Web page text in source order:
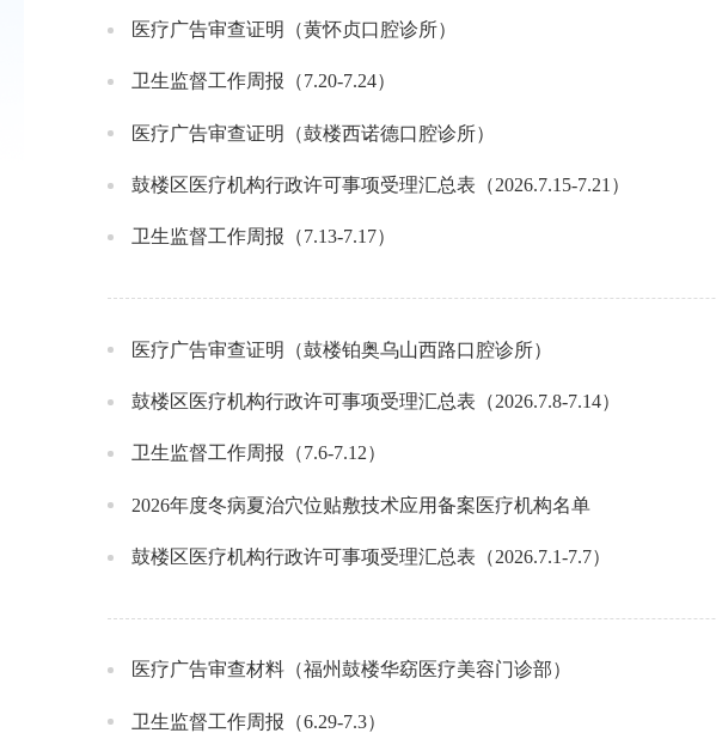
医疗广告审查证明（黄怀贞口腔诊所）
卫生监督工作周报（7.20-7.24）
医疗广告审查证明（鼓楼西诺德口腔诊所）
鼓楼区医疗机构行政许可事项受理汇总表（2026.7.15-7.21）
卫生监督工作周报（7.13-7.17）
医疗广告审查证明（鼓楼铂奥乌山西路口腔诊所）
鼓楼区医疗机构行政许可事项受理汇总表（2026.7.8-7.14）
卫生监督工作周报（7.6-7.12）
2026年度冬病夏治穴位贴敷技术应用备案医疗机构名单
鼓楼区医疗机构行政许可事项受理汇总表（2026.7.1-7.7）
医疗广告审查材料（福州鼓楼华窈医疗美容门诊部）
卫生监督工作周报（6.29-7.3）